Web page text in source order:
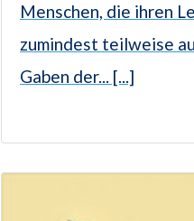
Menschen, die ihren
zumindest teilweise
Gaben der... [...]